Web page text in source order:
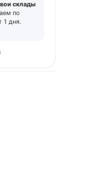
склады
по
1 дня.